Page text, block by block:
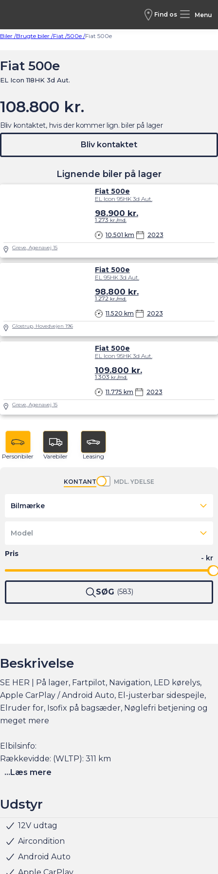
Find os Menu
Biler /Brugte biler /Fiat /500e /Fiat 500e
Fiat 500e
EL Icon 118HK 3d Aut.
108.800 kr.
Lignende biler på lager
Fiat 500e
EL Icon 95HK 3d Aut.
10.501 km 2023
98.900 kr.
1.273 kr./md.
Greve, Agenavej 15
Fiat 500e
EL 95HK 3d Aut.
11.520 km 2023
98.800 kr.
1.272kr./md.
Glostrup, Hovedvejen 196
Fiat 500e
EL Icon 95HK 3d Aut.
11.775 km 2023
109.800 kr.
1.303 kr./md.
Greve, Agenavej 15
Bliv kontaktet, hvis der kommer lign. biler på lager
Bliv kontaktet
Personbiler Varebiler Leasing
KONTANT MDL. YDELSE
Bilmærke
Model
SØG 583
Beskrivelse
SE HER | På lager, Fartpilot, Navigation, LED kørelys,
Apple CarPlay / Android Auto, El-justerbar sidespejle,
Elruder for, Isofix på bagsæder, Nøglefri betjening og
meget mere
Elbilsinfo:
Rækkevidde: (WLTP): 311 km
Hjemmeladning: 11 kw (ca. 4 timer)
Se flere billeder, få et overblik over totalomkostninger
og faktorers påvirkning på rækkevidden på am.dk
Husk at booke en forudgående aftale her eller via
am.dk - så er bilen gjort klar, når du kommer, og der er
...Læs mere
Udstyr
12V udtag
Aircondition
Android Auto
Servo
Udvendig temperaturmåler
USB stik
LED kørelys
LED baglygter
Justerbart rat
Kopholder
Stofindtræk
ABS
Airbag
Antispin
ESP
Isofix
Håndfri telefon
Infocenter